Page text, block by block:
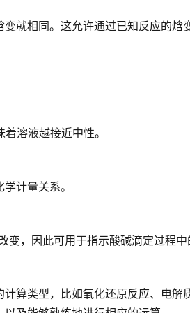
就相同。这允许通过已知反应的焓
溶液越接近中性。
计量关系。
变，因此可用于指示酸碱滴定过程中
算类型，比如氧化还原反应、电解